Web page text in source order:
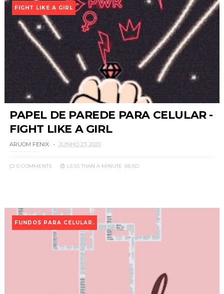
FIGHT LIKE A GIRL
PAPEL DE PAREDE PARA CELULAR -
FIGHT LIKE A GIRL
ARUOM FENIX JUNHO 23, 2020
0 COMMENTS LESS THAN A MINUTE READ
FUNDOS PARA CELULAR.